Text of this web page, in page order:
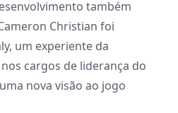
também
Christian foi
um experiente da
cargos de liderança do
nova visão ao jogo